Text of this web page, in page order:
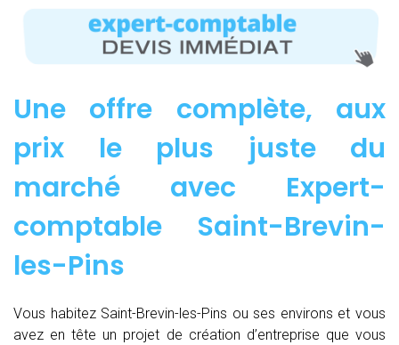
Une offre complète, aux
prix le plus juste du
marché avec Expert-
comptable Saint-Brevin-
les-Pins
Vous habitez Saint-Brevin-les-Pins ou ses environs et vous
avez en tête un projet de création d’entreprise que vous